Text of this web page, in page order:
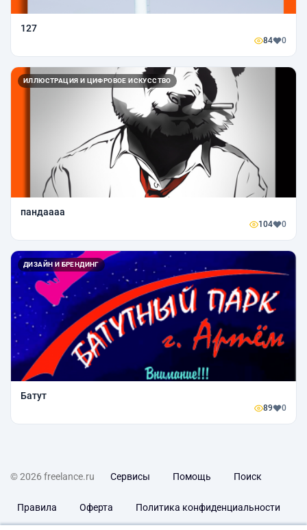
127
84 0
ИЛЛЮСТРАЦИЯ И ЦИФРОВОЕ ИСКУССТВО
пандаааа
104 0
ДИЗАЙН И БРЕНДИНГ
Батут
89 0
© 2026 freelance.ru Сервисы Помощь Поиск
Правила Оферта Политика конфиденциальности